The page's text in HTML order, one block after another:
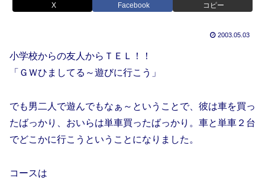
X Facebook コピー
2003.05.03
小学校からの友人からＴＥＬ！！
「ＧＷひましてる～遊びに行こう」
でも男二人で遊んでもなぁ～ということで、彼は車を買っ
たばっかり、おいらは単車買ったばっかり。車と単車２台
でどこかに行こうということになりました。
コースは